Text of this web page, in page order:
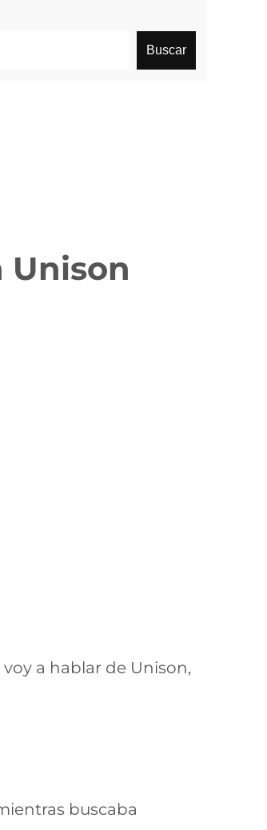
Buscar
Unison
a hablar de Unison,
buscaba